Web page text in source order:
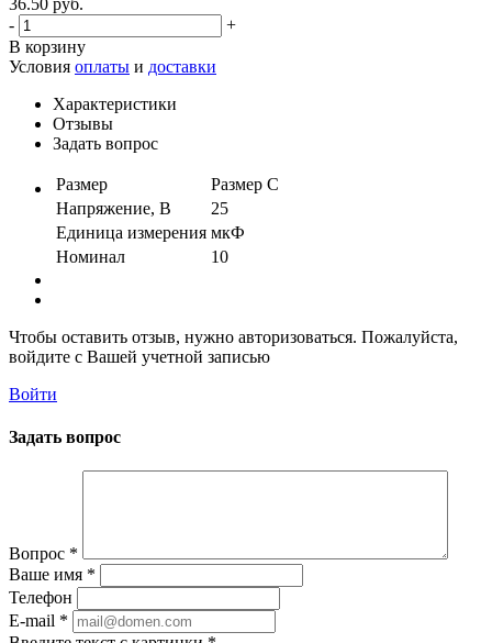
-
+
В корзину
Условия оплаты и доставки
Характеристики
Отзывы
Задать вопрос
Размер
Размер C
Напряжение, В
25
Единица измерения мкФ
Номинал
10
Чтобы оставить отзыв, нужно авторизоваться. Пожалуйста,
войдите с Вашей учетной записью
Войти
Задать вопрос
Вопрос *
Ваше имя *
Телефон
E-mail *